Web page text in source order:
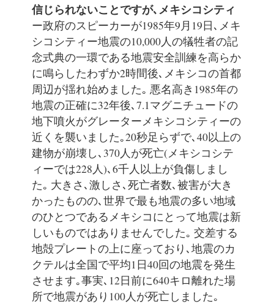
信じられないことですが､メキシコシティ
ー政府のスピーカーが1985年9月19日､メキ
シコシティー地震の10,000人の犠牲者の記
念式典の一環である地震安全訓練を高らか
に鳴らしたわずか2時間後､メキシコの首都
周辺が揺れ始めました｡ 悪名高き1985年の
地震の正確に32年後､7.1マグニチュードの
地下噴火がグレーターメキシコシティーの
近くを襲いました｡20秒足らずで､40以上の
建物が崩壊し､370人が死亡(メキシコシテ
ィーでは228人)､6千人以上が負傷しまし
た｡ 大きさ､激しさ､死亡者数､被害が大き
かったものの､世界で最も地震の多い地域
のひとつであるメキシコにとって地震は新
しいものではありませんでした｡ 交差する
地殻プレートの上に座っており､地震のカ
クテルは全国で平均1日40回の地震を発生
させます｡事実､12日前に640キロ離れた場
所で地震があり100人が死亡しました｡